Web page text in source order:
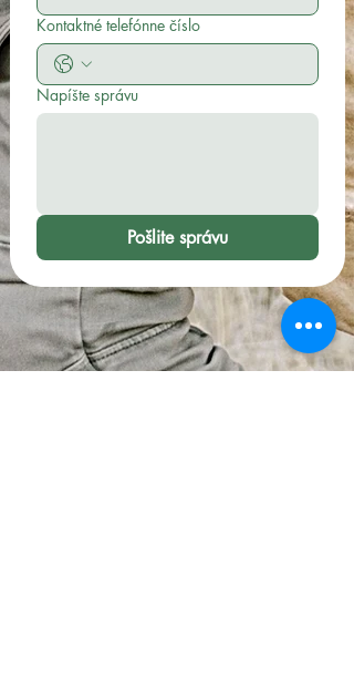
Kontaktné telefónne číslo
Napíšte správu
Pošlite správu